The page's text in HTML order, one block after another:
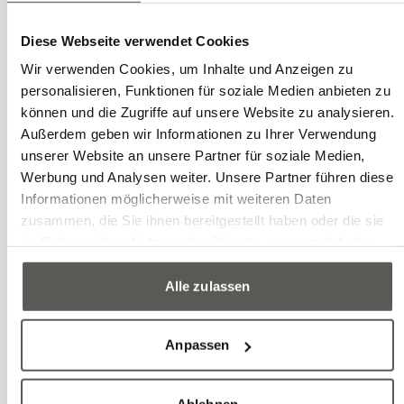
Diese Webseite verwendet Cookies
Wir verwenden Cookies, um Inhalte und Anzeigen zu
personalisieren, Funktionen für soziale Medien anbieten zu
können und die Zugriffe auf unsere Website zu analysieren.
Außerdem geben wir Informationen zu Ihrer Verwendung
unserer Website an unsere Partner für soziale Medien,
Werbung und Analysen weiter. Unsere Partner führen diese
Informationen möglicherweise mit weiteren Daten
zusammen, die Sie ihnen bereitgestellt haben oder die sie
Alle zulassen
Anpassen
Lars Huwiler
Trainee in Automation Engineering
Écrire Copier
Appel Copier